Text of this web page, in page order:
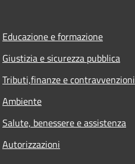
Educazione e formazione
Giustizia e sicurezza pubblica
Tributi,finanze e contravvenzioni
Ambiente
Salute, benessere e assistenza
Autorizzazioni